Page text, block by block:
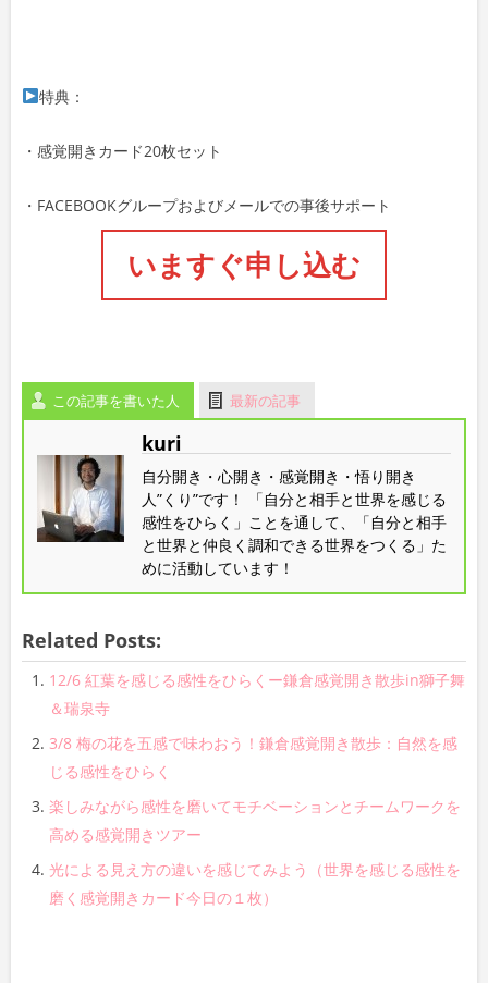
特典：
・感覚開きカード20枚セット
・FACEBOOKグループおよびメールでの事後サポート
いますぐ申し込む
この記事を書いた人 最新の記事
kuri
自分開き・心開き・感覚開き・悟り開き
人”くり”です！ 「自分と相手と世界を感じる
感性をひらく」ことを通して、「自分と相手
と世界と仲良く調和できる世界をつくる」た
めに活動しています！
Related Posts:
12/6 紅葉を感じる感性をひらくー鎌倉感覚開き散歩in獅子舞
＆瑞泉寺
3/8 梅の花を五感で味わおう！鎌倉感覚開き散歩：自然を感
じる感性をひらく
楽しみながら感性を磨いてモチベーションとチームワークを
高める感覚開きツアー
光による見え方の違いを感じてみよう（世界を感じる感性を
磨く感覚開きカード今日の１枚）